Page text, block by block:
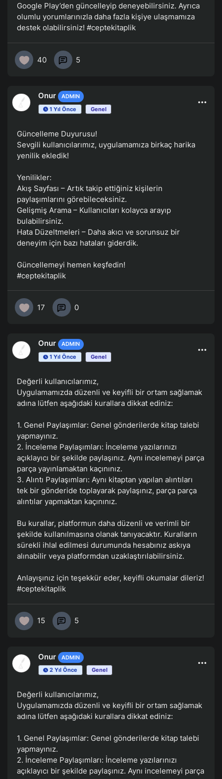
Google Play’den güncelleyip deneyebilirsiniz. Ayrıca
olumlu yorumlarınızla daha fazla kişiye ulaşmamıza
destek olabilirsiniz! #ceptekitaplik
40 5
Onur
ADMIN
1 Yıl Önce
Genel
Güncelleme Duyurusu!
Sevgili kullanıcılarımız, uygulamamıza birkaç harika
yenilik ekledik!
Yenilikler:
Akış Sayfası – Artık takip ettiğiniz kişilerin
paylaşımlarını görebileceksiniz.
Gelişmiş Arama – Kullanıcıları kolayca arayıp
bulabilirsiniz.
Hata Düzeltmeleri – Daha akıcı ve sorunsuz bir
deneyim için bazı hataları giderdik.
Güncellemeyi hemen keşfedin!
#ceptekitaplik
17 0
Onur
ADMIN
1 Yıl Önce
Genel
Değerli kullanıcılarımız,
Uygulamamızda düzenli ve keyifli bir ortam sağlamak
adına lütfen aşağıdaki kurallara dikkat ediniz:
1. Genel Paylaşımlar: Genel gönderilerde kitap talebi
yapmayınız.
2. İnceleme Paylaşımları: İnceleme yazılarınızı
açıklayıcı bir şekilde paylaşınız. Aynı incelemeyi parça
parça yayınlamaktan kaçınınız.
3. Alıntı Paylaşımları: Aynı kitaptan yapılan alıntıları
tek bir gönderide toplayarak paylaşınız, parça parça
alıntılar yapmaktan kaçınınız.
Bu kurallar, platformun daha düzenli ve verimli bir
şekilde kullanılmasına olanak tanıyacaktır. Kuralların
sürekli ihlal edilmesi durumunda hesabınız askıya
alınabilir veya platformdan uzaklaştırılabilirsiniz.
Anlayışınız için teşekkür eder, keyifli okumalar dileriz!
#ceptekitaplik
15 5
Onur
ADMIN
2 Yıl Önce
Genel
Değerli kullanıcılarımız,
Uygulamamızda düzenli ve keyifli bir ortam sağlamak
adına lütfen aşağıdaki kurallara dikkat ediniz:
1. Genel Paylaşımlar: Genel gönderilerde kitap talebi
yapmayınız.
2. İnceleme Paylaşımları: İnceleme yazılarınızı
açıklayıcı bir şekilde paylaşınız. Aynı incelemeyi parça